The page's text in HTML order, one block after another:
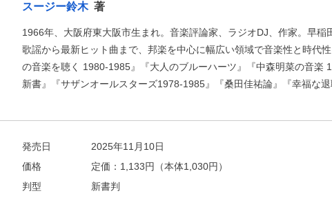
他にも商品を買う
スージー鈴木 著
1966年、大阪府東大阪市生まれ。音楽評論家、ラジオDJ、作家。早稲
歌謡から最新ヒット曲まで、邦楽を中心に幅広い領域で音楽性と時代
の音楽を聴く 1980-1985』『大人のブルーハーツ』『中森明菜の音楽
新書』『サザンオールスターズ1978-1985』『桑田佳祐論』『幸福な退
発売日
2025年11月10日
価格
定価： 1,133円（本体1,030円）
判型
新書判